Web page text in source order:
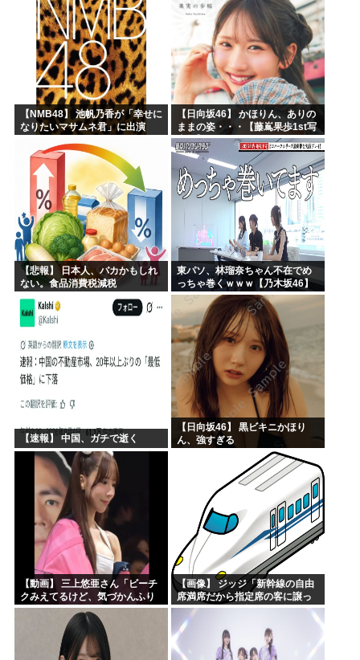
【NMB48】 池帆乃香が「幸せに
なりたいマサムネ君」に出演
【日向坂46】 かほりん、ありの
ままの姿・・・【藤嶌果歩1st写
真集】
【悲報】 日本人、バカかもしれ
ない。食品消費税減税
賛成してしまう
東パソ、林瑠奈ちゃん不在でめ
っちゃ巻くｗｗｗ【乃木坂46】
【速報】 中国、ガチで逝く
【日向坂46】 黒ビキニかほり
ん、強すぎる
【動画】 三上悠亜さん「ビーチ
クみえてるけど、気づかんふり
しとこ」
【画像】 ジッジ「新幹線の自由
席満席だから指定席の客に譲っ
てもらうか」→拒否され怒りの
投稿ｗｗｗ